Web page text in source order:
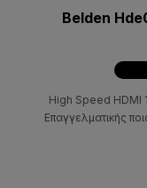
Belden
High Speed HDMI
Επαγγελματικής